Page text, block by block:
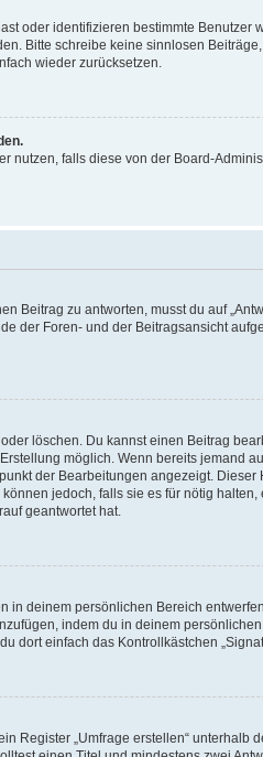
oder identifizieren bestimmte Benutzer
Bitte schreibe keine sinnlosen
wieder zurücksetzen.
falls diese von der Board-
Beitrag zu antworten, musst du auf
Foren- und der Beitragsansicht
löschen. Du kannst einen Beitrag
möglich. Wenn bereits jemand
der Bearbeitungen angezeigt.
jedoch, falls sie es für nötig
geantwortet hat.
deinem persönlichen Bereich
indem du in deinem
dort einfach das Kontrollkästchen
Register „Umfrage erstellen“ unterhalb